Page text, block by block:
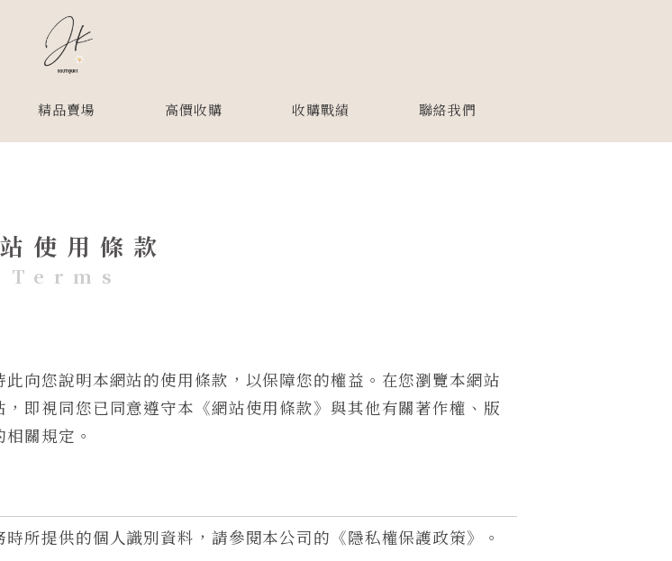
精品賣場 高價收購 收購戰績 聯絡我們
使用條款
Terms
向您說明本網站的使用條款，以保障您的權益。在您瀏覽本網站
即視同您已同意遵守本《網站使用條款》與其他有關著作權、版
關規定。
所提供的個人識別資料，請參閱本公司的《隱私權保護政策》。